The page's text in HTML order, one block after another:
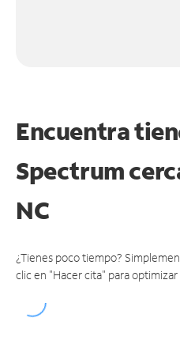
Encuentra
Spectrum
NC
¿Tienes poco tiempo?
clic en "Hacer cita" para